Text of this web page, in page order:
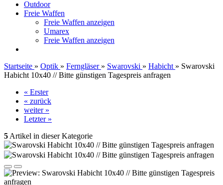
Outdoor
Freie Waffen
Freie Waffen anzeigen
Umarex
Freie Waffen anzeigen
Startseite » Optik » Ferngläser » Swarovski » Habicht » Swarovski
Habicht 10x40 // Bitte günstigen Tagespreis anfragen
« Erster
« zurück
weiter »
Letzter »
5 Artikel in dieser Kategorie